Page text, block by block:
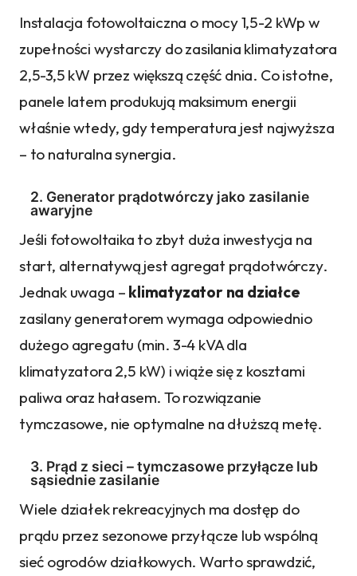
Instalacja fotowoltaiczna o mocy 1,5-2 kWp w
zupełności wystarczy do zasilania klimatyzatora
2,5-3,5 kW przez większą część dnia. Co istotne,
panele latem produkują maksimum energii
właśnie wtedy, gdy temperatura jest najwyższa
– to naturalna synergia.
2. Generator prądotwórczy jako zasilanie
awaryjne
Jeśli fotowoltaika to zbyt duża inwestycja na
start, alternatywą jest agregat prądotwórczy.
Jednak uwaga – klimatyzator na działce
zasilany generatorem wymaga odpowiednio
dużego agregatu (min. 3-4 kVA dla
klimatyzatora 2,5 kW) i wiąże się z kosztami
paliwa oraz hałasem. To rozwiązanie
tymczasowe, nie optymalne na dłuższą metę.
3. Prąd z sieci – tymczasowe przyłącze lub
sąsiednie zasilanie
Wiele działek rekreacyjnych ma dostęp do
prądu przez sezonowe przyłącze lub wspólną
sieć ogrodów działkowych. Warto sprawdzić,